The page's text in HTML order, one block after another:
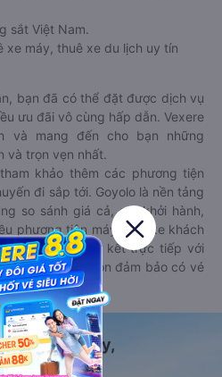
sắt Việt Nam.
xe máy, thuê xe du lịch uy tín
bạn đã có thể đặt được dịch vụ
ưu đãi vô cùng hấp dẫn. Vexere
và mang đến cho bạn những
và trọn vẹn nhất.
khảo thêm các phương tiện
đi sắp tới. Goyolo là nền tảng
so sánh giá cả, giờ khởi hành,
phương tiện máy bay, xe khách
được liên kết trực tiếp với
và tàu hoả, luôn đảm bảo có vé
Máy bay,